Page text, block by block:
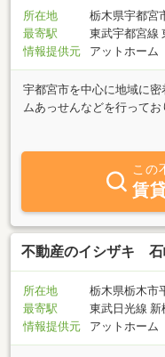
所在地
栃木県宇都宮
最寄駅
東武宇都宮線
情報提供元
アットホーム
宇都宮市を中心に地域に
ムあっせんなどを行って
貸したい、借りたいお客
させて頂きます。「気に
お気軽にご相談ください。
この
賃
不動産のイシザキ 石
所在地
栃木県栃木市
最寄駅
東武日光線 新
情報提供元
アットホーム